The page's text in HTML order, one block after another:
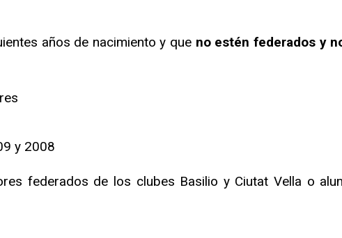
años de nacimiento y que no estén federados y
y 2008
federados de los clubes Basilio y Ciutat Vella o